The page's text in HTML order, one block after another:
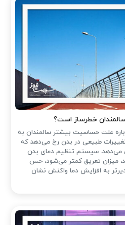
خطرساز است؟
علت حساسیت بیشتر سالمندان به
طبیعی در بدن رخ می‌دهد که
می‌دهد. سیستم تنظیم دمای بدن
میزان تعریق کمتر می‌شود، حس
به افزایش دما واکنش نشان